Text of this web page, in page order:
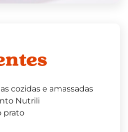
cozidas e amassadas
Nutrili
prato